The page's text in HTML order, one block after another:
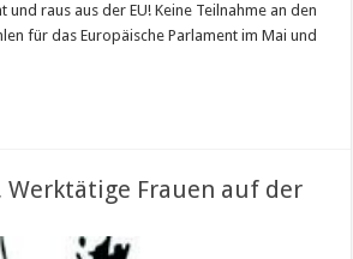
und raus aus der EU! Keine Teilnahme an den
für das Europäische Parlament im Mai und
Frauen auf der